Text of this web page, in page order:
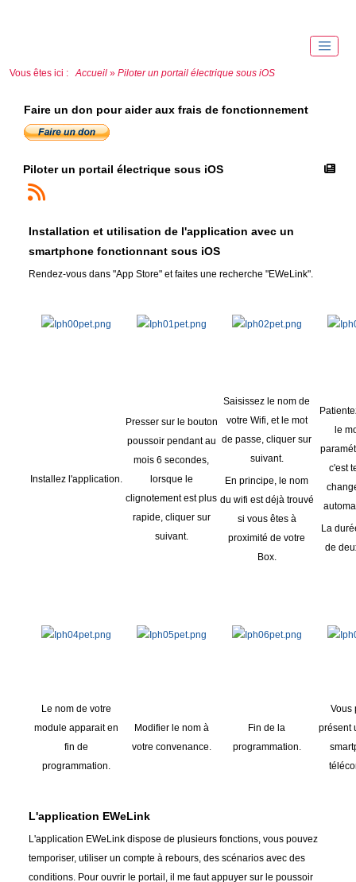
Vous êtes ici : Accueil » Piloter un portail électrique sous iOS
Faire un don pour aider aux frais de fonctionnement
Piloter un portail électrique sous iOS
Installation et utilisation de l'application avec un
smartphone fonctionnant sous iOS
Rendez-vous dans "App Store" et faites une recherche "EWeLink".
Installez l'application.
Presser sur le bouton
poussoir pendant au
mois 6 secondes,
lorsque le
clignotement est plus
rapide, cliquer sur
suivant.
Saisissez le nom de
votre Wifi, et le mot
de passe, cliquer sur
suivant.
En principe, le nom
du wifi est déjà trouvé
si vous êtes à
proximité de votre
Box.
le
c'est
La
de
Le nom de votre
module apparait en
fin de
programmation.
Modifier le nom à
votre convenance.
Fin de la
programmation.
Vous
présent
L'application EWeLink
L'application EWeLink dispose de plusieurs fonctions, vous pouvez
temporiser, utiliser un compte à rebours, des scénarios avec des
conditions. Pour ouvrir le portail, il me faut appuyer sur le poussoir